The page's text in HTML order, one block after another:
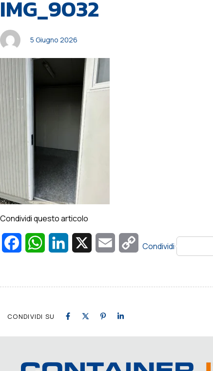
IN:
IMG_9032
il:
5 Giugno 2026
Condividi questo articolo
FacebookWhatsAppLinkedIn Email
Copy
Condividi
CONDIVIDI SU